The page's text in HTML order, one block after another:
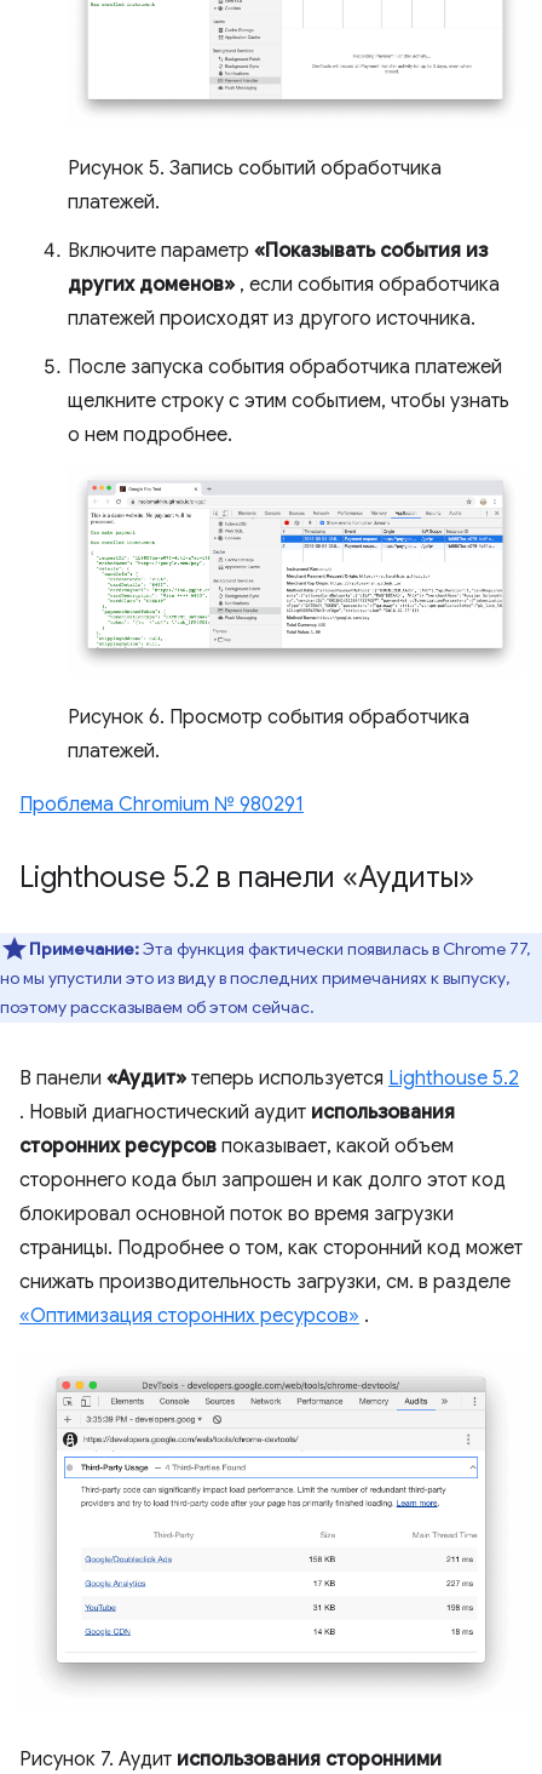
Рисунок 5. Запись событий обработчика
платежей.
Включите параметр «Показывать события из
других доменов» , если события обработчика
платежей происходят из другого источника.
После запуска события обработчика платежей
щелкните строку с этим событием, чтобы узнать
о нем подробнее.
Рисунок 6. Просмотр события обработчика
платежей.
Проблема Chromium № 980291
Lighthouse 5.2 в панели «Аудиты»
Примечание:Эта функция фактически появилась в Chrome 77,
но мы упустили это из виду в последних примечаниях к выпуску,
поэтому рассказываем об этом сейчас.
В панели «Аудит» теперь используется Lighthouse 5.2
. Новый диагностический аудит использования
сторонних ресурсов показывает, какой объем
стороннего кода был запрошен и как долго этот код
блокировал основной поток во время загрузки
страницы. Подробнее о том, как сторонний код может
снижать производительность загрузки, см. в разделе
«Оптимизация сторонних ресурсов» .
Рисунок 7. Аудит использования сторонними